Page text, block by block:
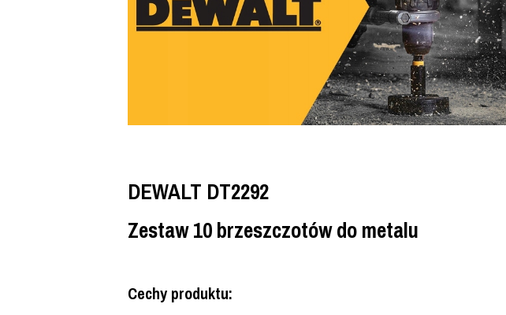
DEWALT DT2292
Zestaw 10 brzeszczotów do metalu
Cechy produktu: